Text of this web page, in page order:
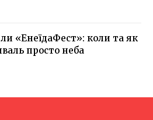
«ЕнеїдаФест»: коли та як
просто неба